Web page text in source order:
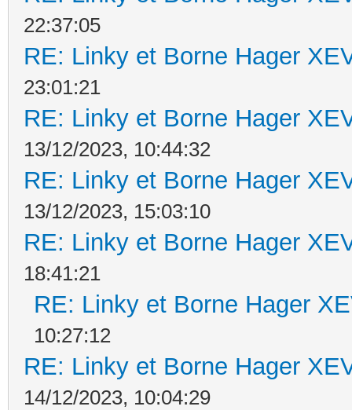
22:37:05
RE: Linky et Borne Hager
23:01:21
RE: Linky et Borne Hager
13/12/2023, 10:44:32
RE: Linky et Borne Hager
13/12/2023, 15:03:10
RE: Linky et Borne Hager
18:41:21
RE: Linky et Borne Hager
10:27:12
RE: Linky et Borne Hager
14/12/2023, 10:04:29